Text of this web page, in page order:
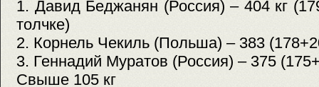
1. Давид Беджанян (Россия) – 404 кг
толчке)
2. Корнель Чекиль (Польша) – 383
3. Геннадий Муратов (Россия) – 375
Свыше 105 кг